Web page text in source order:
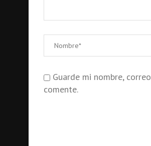
Guarde mi nombre,
comente.